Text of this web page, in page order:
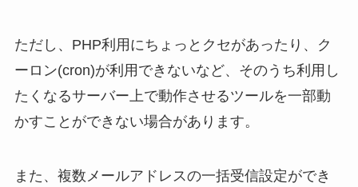
ただし、PHP利用にちょっとクセがあったり、ク
ーロン(cron)が利用できないなど、そのうち利用し
たくなるサーバー上で動作させるツールを一部動
かすことができない場合があります。
また、複数メールアドレスの一括受信設定ができ